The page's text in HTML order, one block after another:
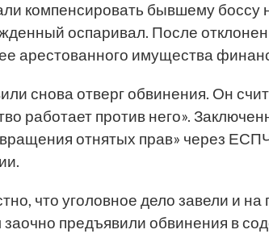
компенсировать бывшему
оспаривал. После
арестованного имущества
снова отверг обвинения. Он
работает против него».
отнятых прав» через
что уголовное дело завели и
предъявили обвинения в